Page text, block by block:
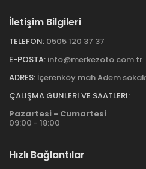
İletişim Bilgileri
TELEFON: 0505 120 37 37
E-POSTA: info@merkezoto.com.tr
ADRES: İçerenköy mah Adem
ÇALIŞMA GÜNLERI VE SAATLERI:
Pazartesi - Cumartesi
09:00 - 18:00
Hızlı Bağlantılar